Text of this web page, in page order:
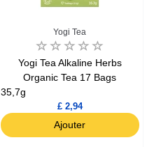
Yogi Tea
Yogi Tea Alkaline Herbs
Organic Tea 17 Bags
35,7g
£ 2,94
Ajouter